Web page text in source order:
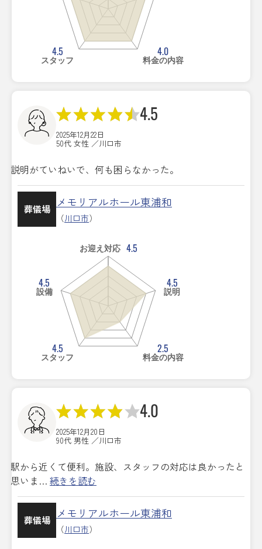
4.0
料金の内容
4.5
スタッフ
4.5
2025年12月22日
50代 女性 ／川口市
説明がていねいで、何も困らなかった。
葬儀場 メモリアルホール東浦和
（川口市）
お迎え対応 4.5
4.5
説明
2.5
料金の内容
4.5
スタッフ
4.5
設備
4.0
2025年12月20日
90代 男性 ／川口市
駅から近くて便利。施設、スタッフの対応は良かったと
思いま… 続きを読む
葬儀場 メモリアルホール東浦和
（川口市）